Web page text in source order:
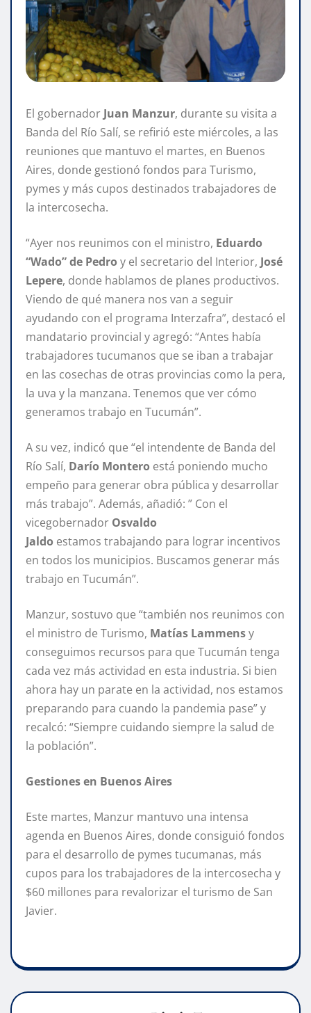
El gobernador Juan Manzur, durante su visita a
Banda del Río Salí, se refirió este miércoles, a las
reuniones que mantuvo el martes, en Buenos
Aires, donde gestionó fondos para Turismo,
pymes y más cupos destinados trabajadores de
la intercosecha.
“Ayer nos reunimos con el ministro, Eduardo
“Wado” de Pedro y el secretario del Interior, José
Lepere, donde hablamos de planes productivos.
Viendo de qué manera nos van a seguir
ayudando con el programa Interzafra”, destacó el
mandatario provincial y agregó: “Antes había
trabajadores tucumanos que se iban a trabajar
en las cosechas de otras provincias como la pera,
la uva y la manzana. Tenemos que ver cómo
generamos trabajo en Tucumán”.
A su vez, indicó que “el intendente de Banda del
Río Salí, Darío Montero está poniendo mucho
empeño para generar obra pública y desarrollar
más trabajo”. Además, añadió: ” Con el
vicegobernador Osvaldo
Jaldo estamos trabajando para lograr incentivos
en todos los municipios. Buscamos generar más
trabajo en Tucumán”.
Manzur, sostuvo que “también nos reunimos con
el ministro de Turismo, Matías Lammensy
conseguimos recursos para que Tucumán tenga
cada vez más actividad en esta industria. Si bien
ahora hay un parate en la actividad, nos estamos
preparando para cuando la pandemia pase” y
recalcó: “Siempre cuidando siempre la salud de
la población”.
Gestiones en Buenos Aires
Este martes, Manzur mantuvo una intensa
agenda en Buenos Aires, donde consiguió fondos
para el desarrollo de pymes tucumanas, más
cupos para los trabajadores de la intercosecha y
$60 millones para revalorizar el turismo de San
Javier.